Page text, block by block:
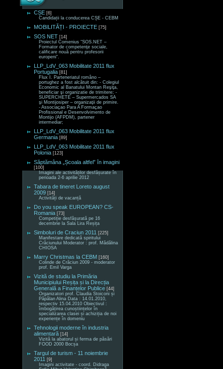
CȘE [6]
Candidații la conducerea CȘE - CEBM
MOBILITĂȚI - PROIECTE [75]
SOS NET [14]
Proiectul Comenius “SOS.NET –
Formator de competenţe sociale,
calificare nouă pentru profesorii
europeni“.
LLP_LdV_063 Mobilitate 2011 flux
Portugalia [81]
Flux I. Parteneriatul româno –
portughez a fost alcătuit din: - Colegiul
Economic al Banatului Montan Reşiţa,
beneficiar şi organizatie de trimitere; -
SUPERCHETE – Supermercados SA
şi Montijosiper – organizaţii de primire.
- Associaçao Para A Formaçao
Profissional e Desenvolvimento de
Montijo (AFPDM), partener
intermediar;
LLP_LdV_063 Mobilitate 2011 flux
Germania [89]
LLP_LdV_063 Mobilitate 2011 flux
Polonia [123]
Săptămâna „Școala altfel” în imagini
[100]
Imagini ale activităților desfășurate în
perioada 2-6 aprilie 2012
Tabara de tineret Loreto august
2009 [14]
Activități de vacanță
Do you speak EUROPEAN? CS-
Romania [73]
Competiție desfășurată pe 16
decembrie la Sala Lira Reșița
Simboluri de Craciun 2011 [225]
Manifestare dedicată spiritului
Crăciunului Moderator : prof. Mădălina
CHIOSA
Marry Christmas la CEBM [160]
Colinde de Crăciun 2009 - moderator
prof. Emil Varga
Vizită de studiu la Primăria
Municipiului Reșița și la Direcția
Generală a Finanțelor Publice [44]
Organizatori prof. Claudia Stoiconi și
Păpălan Alina Data : 14.01.2010,
respectiv 15.04.2010 Obiectivul :
îmbogățirea cunoștiințelor în
specializarea clasei și achiziția de noi
experiențe în domeniu
Tehnologii moderne în industria
alimentară [14]
Vizită la abatorul și ferma de păsări
FOOD 2000 Bocșa
Targul de turism - 11 noiembrie
2011 [9]
Imagini activitate - coord. Didraga